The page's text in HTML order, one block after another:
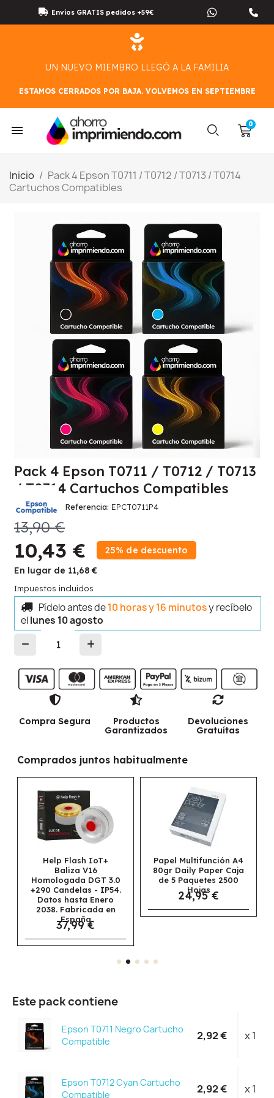
Envíos GRATIS pedidos +59€
UN NUEVO MIEMBRO LLEGÓ A LA FAMILIA
ESTAMOS CERRADOS POR BAJA. VOLVEMOS EN SEPTIEMBRE
Inicio
Pack 4 Epson T0711 / T0712 / T0713 / T0714
Cartuchos Compatibles
Pack 4 Epson T0711 / T0712 / T0713
/ T0714 Cartuchos Compatibles
Referencia EPCT0711P4
13,90 €
10,43 €
25% de descuento
En lugar de 11,68 €
Impuestos incluidos
Pídelo antes de10 horas y 16 minutosy recíbelo
ellunes 10 agosto
Compra Segura
Productos
Garantizados
Devoluciones
Gratuítas
Comprados juntos habitualmente
Papel Multifunción A4
80gr Daily Paper Caja
de 5 Paquetes 2500
Hojas
24,95 €
Papel Navigator
Universal
Multifunción A3 80gr
Caja de 5 Paquetes
2500 Hojas
69,95 €
Este pack contiene
Epson T0711 Negro Cartucho
Compatible
2,92 € x 1
Epson T0712 Cyan Cartucho
Compatible
2,92 € x 1